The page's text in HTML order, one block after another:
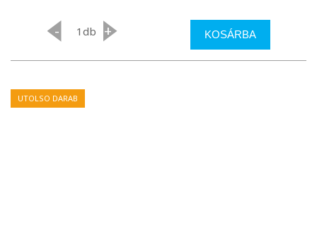
- db + KOSÁRBA
UTOLSO DARAB